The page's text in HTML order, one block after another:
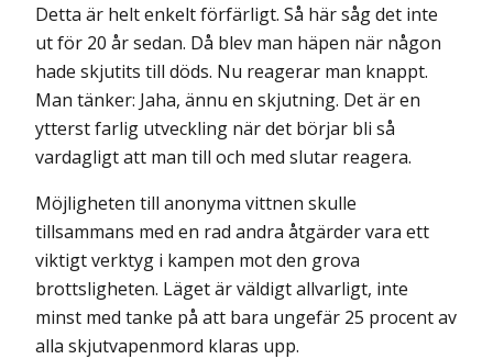
Detta är helt enkelt förfärligt. Så här såg det inte
ut för 20 år sedan. Då blev man häpen när någon
hade skjutits till döds. Nu reagerar man knappt.
Man tänker: Jaha, ännu en skjutning. Det är en
ytterst farlig utveckling när det börjar bli så
vardagligt att man till och med slutar reagera.
Möjligheten till anonyma vittnen skulle
tillsammans med en rad andra åtgärder vara ett
viktigt verktyg i kampen mot den grova
brottsligheten. Läget är väldigt allvarligt, inte
minst med tanke på att bara ungefär 25 procent av
alla skjutvapenmord klaras upp.